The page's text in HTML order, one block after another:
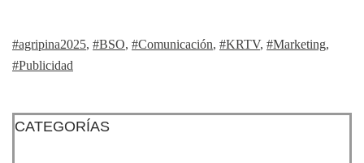
#agripina2025, #BSO, #Comunicación, #KRTV, #Marketing,
#Publicidad
CATEGORÍAS